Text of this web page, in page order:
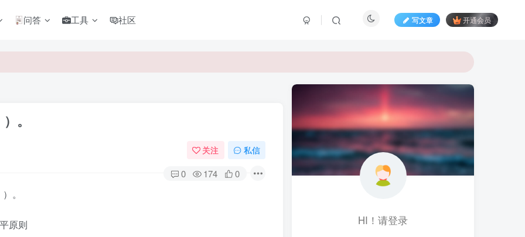
问答 工具 社区 写文章 开通会员
。
关注 私信
0 174 0
。
原则 HI！请登录